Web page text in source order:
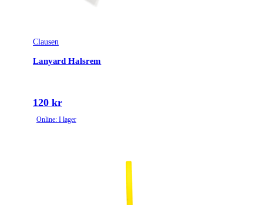
Clausen
Lanyard Halsrem
120 kr
Online: I lager